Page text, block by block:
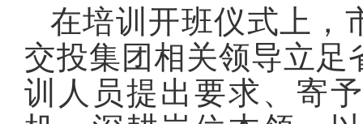
在培训开班仪式上，
交投集团相关领导立
训人员提出要求、寄